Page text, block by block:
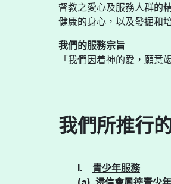
督教之愛心及服務人群的
健康的身心，以及發掘和
我們的服務宗旨
「我們因着神的愛，願意
我們所推行
I. 青少年服務